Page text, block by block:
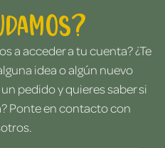
a acceder a tu cuenta? ¿Te
idea o algún nuevo
pedido y quieres saber si
Ponte en contacto con